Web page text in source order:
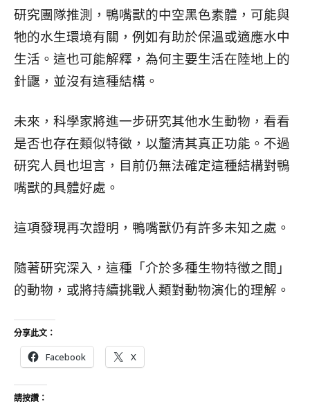
研究團隊推測，鴨嘴獸的中空黑色素體，可能與
牠的水生環境有關，例如有助於保溫或適應水中
生活。 這也可能解釋，為何主要生活在陸地上的
針鼴，並沒有這種結構。
未來，科學家將進一步研究其他水生動物，看看
是否也存在類似特徵，以釐清其真正功能。不過
研究人員也坦言，目前仍無法確定這種結構對鴨
嘴獸的具體好處。
這項發現再次證明，鴨嘴獸仍有許多未知之處。
隨著研究深入，這種「介於多種生物特徵之間」
的動物，或將持續挑戰人類對動物演化的理解。
分享此文：
Facebook X
請按讚：